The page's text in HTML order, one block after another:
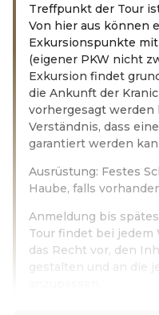
Treffpunkt der Tour
Von hier aus können
Exkursionspunkte
(eigener PKW nicht
Exkursion findet
die Ankunft der
vorhergesagt
Verständnis, dass
garantiert werden
Ausrüstung: Festes
Haube, falls
Anmeldung bis
Tour findet bei
das Recht vor, den
gestalten und an die